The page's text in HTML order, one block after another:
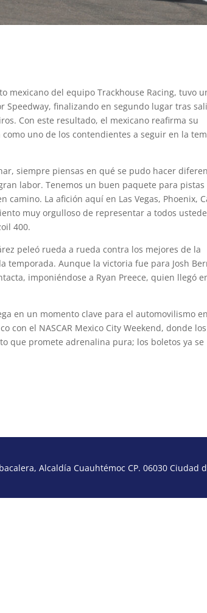
mexicano del equipo Trackhouse Racing, tuvo
Speedway, finalizando en segundo lugar tras
Con este resultado, el mexicano reafirma su
uno de los contendientes a seguir en la
siempre piensas en qué se pudo hacer
labor. Tenemos un buen paquete para
La afición aquí en Las Vegas, Phoenix,
muy orgulloso de representar a todos
400.
peleó rueda a rueda contra los mejores de la
temporada. Aunque la victoria fue para Josh
imponiéndose a Ryan Preece, quien llegó
en un momento clave para el automovilismo
con el NASCAR Mexico City Weekend, donde
que promete adrenalina pura; los boletos ya se
Alcaldía Cuauhtémoc CP. 06030 Ciudad